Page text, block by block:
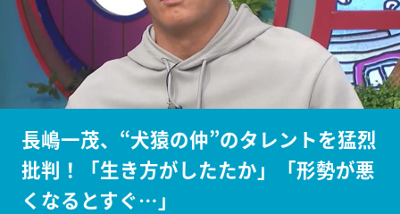
長嶋一茂、“犬猿の仲”のタレントを猛烈
批判！「生き方がしたたか」「形勢が悪
くなるとすぐ…」